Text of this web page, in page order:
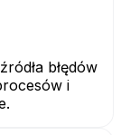
błędów
i